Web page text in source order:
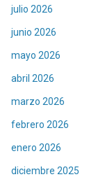
julio 2026
junio 2026
mayo 2026
abril 2026
marzo 2026
febrero 2026
enero 2026
diciembre 2025